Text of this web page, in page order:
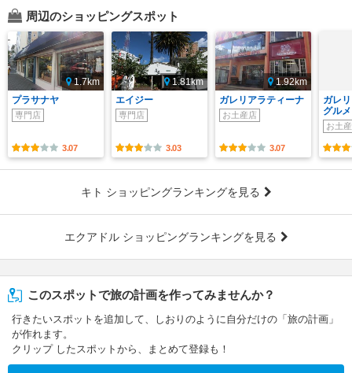
周辺のショッピングスポット
1.7km
プラサナヤ
専門店
3.07
1.81km
エイジー
専門店
3.03
1.92km
ガレリアラティーナ
お土産店
3.07
ガレ
グルメ
お土
キト ショッピングランキングを見る
エクアドル ショッピングランキングを見る
このスポットで旅の計画を作ってみませんか？
行きたいスポットを追加して、しおりのように自分だけの「旅の計画」
が作れます。
クリップ したスポットから、まとめて登録も！